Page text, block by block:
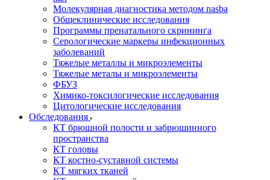
Молекулярная диагностика методом nasba
Общеклинические исследования
Программы пренатального скрининга
Серологические маркеры инфекционных
заболеваний
Тяжелые металлы и микроэлементы
Тяжелые металы и микроэлементы
ФБУЗ
Химико-токсилогические исследования
Цитологические исследования
Обследования
КТ брюшной полости и забрюшинного
пространства
КТ головы
КТ костно-суставной системы
КТ мягких тканей